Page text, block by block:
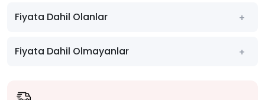
Fiyata Dahil Olanlar
Fiyata Dahil Olmayanlar